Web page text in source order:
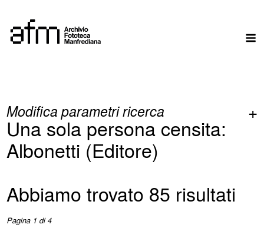
content
Modifica parametri ricerca
Una sola persona censita:
Albonetti (Editore)
Abbiamo trovato 85 risultati
Pagina 1 di 4